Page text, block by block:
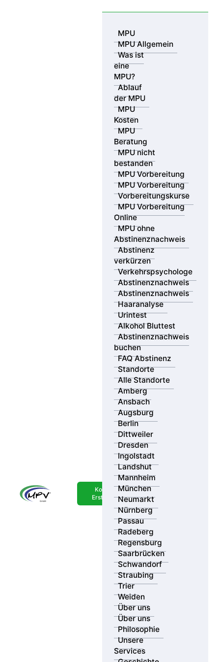
Kostenlose
Erstberatung
MPU
MPU Allgemein
Was ist
eine
MPU?
Ablauf
der MPU
MPU
Kosten
MPU
Beratung
MPU nicht
bestanden
MPU Vorbereitung
MPU Vorbereitung
Vorbereitungskurse
MPU Vorbereitung
Online
MPU ohne
Abstinenznachweis
Abstinenz
verkürzen
Verkehrspsychologe
Abstinenznachweis
Abstinenznachweis
Haaranalyse
Urintest
Alkohol Bluttest
Abstinenznachweis
buchen
FAQ Abstinenz
Standorte
Alle Standorte
Amberg
Ansbach
Augsburg
Berlin
Dittweiler
Dresden
Ingolstadt
Landshut
Mannheim
München
Neumarkt
Nürnberg
Passau
Radeberg
Regensburg
Saarbrücken
Schwandorf
Straubing
Trier
Weiden
Über uns
Über uns
Philosophie
Unsere
Services
MPU Kosten Regensburg
– Überblick & Spartipps
Wer in Regensburg eine MPU antritt, steht meist vor
folgenden Fragen: Welche Summen sind realistisch?
Welche Nachweise sind wirklich nötig? Und wie
plane ich den Ablauf so, dass keine Zusatzkosten
Wie teuer eine MPU in Regensburg wird, hängt von
mehreren Faktoren ab. Wir geben eine verständliche
Übersicht zu den typischen Kostenpunkten – von
Gutachten über mögliche Abstinenznachweise bis zur
Regionale Besonderheiten & Anlaufstellen
Wie sich die Preise 2026 zusammensetzen
Spartipps, um Wiederholungskosten zu vermeiden
Jetzt Kostenplan erstellen
Die Kosten einer MPU variieren je nach
individuellem Fall – von Beratungskosten über
Abstinenznachweise bei Alkohol- oder
Drogenkonsum bis hin zu den Gebühren für die
Sehen Sie sich unser Video an und erfahren Sie